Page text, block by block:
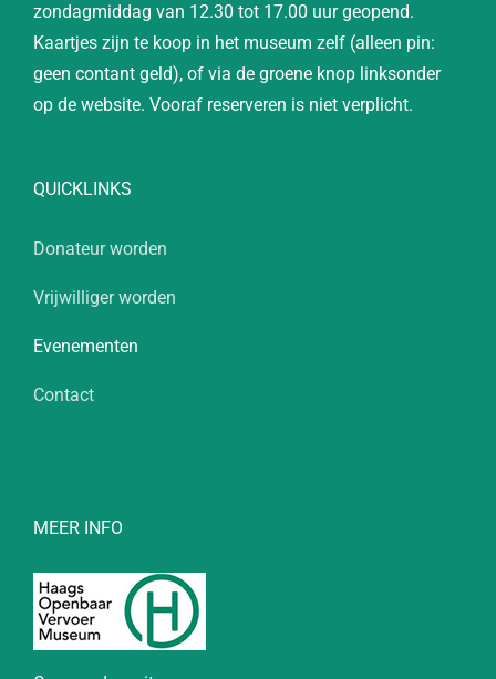
zondagmiddag van 12.30 tot 17.00 uur geopend.
Kaartjes zijn te koop in het museum zelf (alleen pin:
geen contant geld), of via de groene knop linksonder
op de website. Vooraf reserveren is niet verplicht.
QUICKLINKS
Donateur worden
Vrijwilliger worden
Evenementen
Contact
MEER INFO